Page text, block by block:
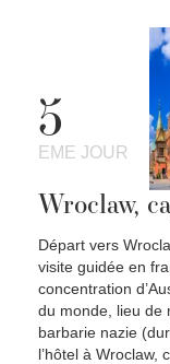
5
EME JOUR
Wroclaw,
Départ vers
visite guidée en
concentration
du monde, lieu de
barbarie nazie
l’hôtel à Wroclaw,